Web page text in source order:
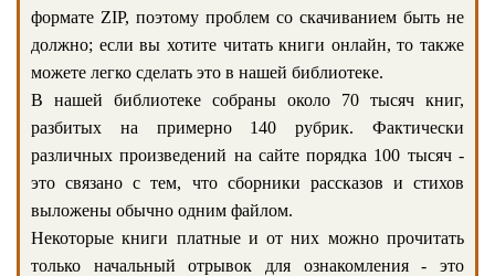
формате ZIP, поэтому проблем со скачиванием быть не
должно; если вы хотите читать книги онлайн, то также
можете легко сделать это в нашей библиотеке.
В нашей библиотеке собраны около 70 тысяч книг,
разбитых на примерно 140 рубрик. Фактически
различных произведений на сайте порядка 100 тысяч -
это связано с тем, что сборники рассказов и стихов
выложены обычно одним файлом.
Некоторые книги платные и от них можно прочитать
только начальный отрывок для ознакомления - это